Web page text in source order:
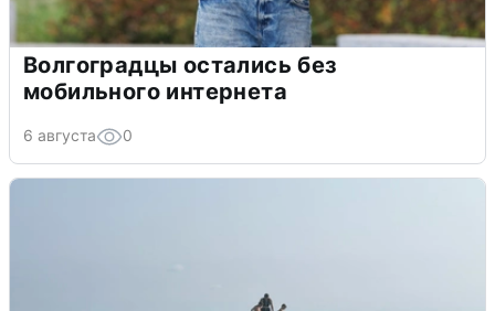
Волгоградцы остались без
мобильного интернета
6 августа 0